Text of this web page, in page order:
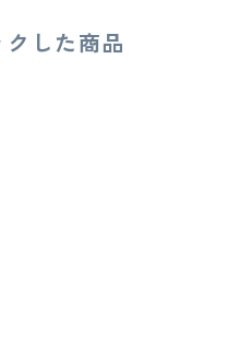
した商品